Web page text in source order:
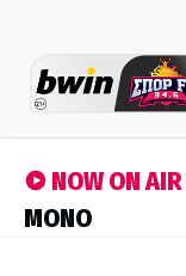
NOW ON AIR
ΜΟΝΟ